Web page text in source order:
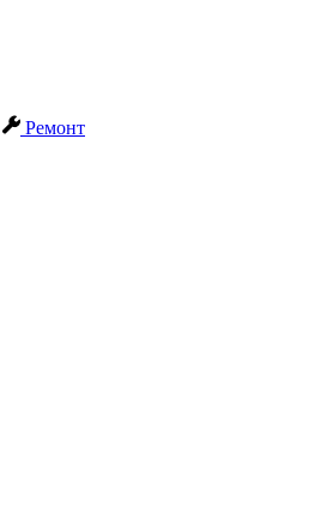
Ремонт